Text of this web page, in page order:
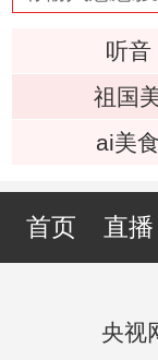
听音
祖国
ai美食
首页 直播
央视